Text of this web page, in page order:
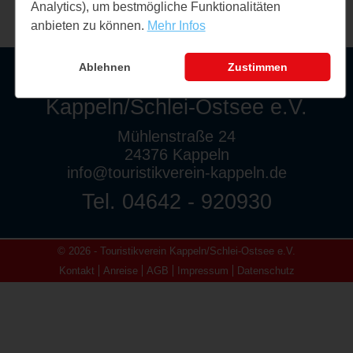
Touristikverein
Kappeln/Schlei-Ostsee e.V.
Mühlenstraße 24
24376 Kappeln
info@touristikverein-kappeln.de
Tel. 04642 - 920930
© 2026 - Touristikverein Kappeln/Schlei-Ostsee e.V.
Kontakt
Anreise AGB Impressum Datenschutz
Analytics), um bestmögliche Funktionalitäten
anbieten zu können. Mehr Infos
Ablehnen Zustimmen